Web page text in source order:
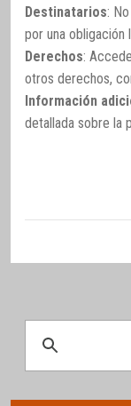
Destinatarios:
por una obligación
Derechos:
otros derechos,
Información
detallada sobre la